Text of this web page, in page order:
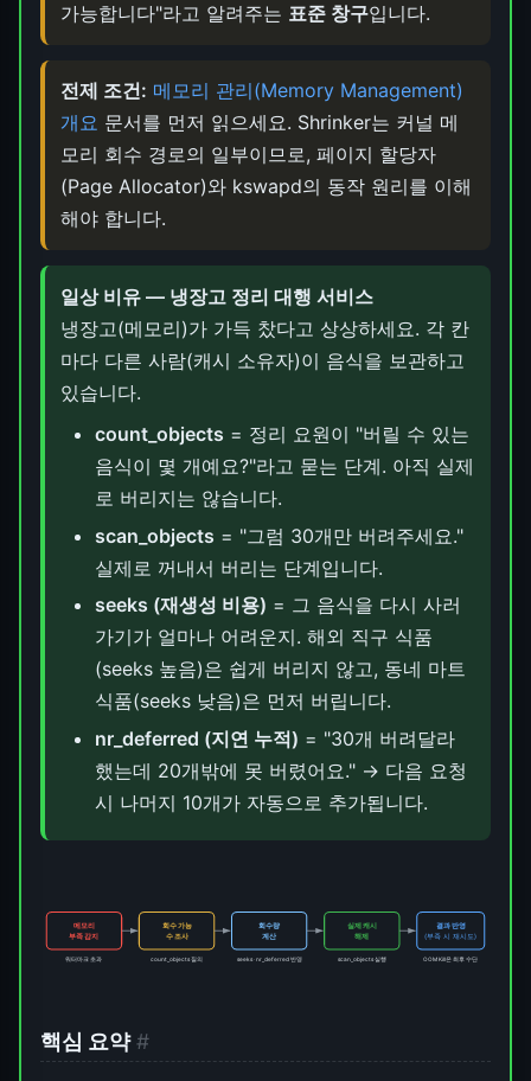
가능합니다"라고 알려주는 표준 창구입니다.
전제 조건: 메모리 관리(Memory Management)
개요 문서를 먼저 읽으세요. Shrinker는 커널 메
모리 회수 경로의 일부이므로, 페이지 할당자
(Page Allocator)와 kswapd의 동작 원리를 이해
해야 합니다.
일상 비유 — 냉장고 정리 대행 서비스
냉장고(메모리)가 가득 찼다고 상상하세요. 각 칸
마다 다른 사람(캐시 소유자)이 음식을 보관하고
있습니다.
count_objects = 정리 요원이 "버릴 수 있는
음식이 몇 개예요?"라고 묻는 단계. 아직 실제
로 버리지는 않습니다.
scan_objects = "그럼 30개만 버려주세요."
실제로 꺼내서 버리는 단계입니다.
seeks (재생성 비용) = 그 음식을 다시 사러
가기가 얼마나 어려운지. 해외 직구 식품
(seeks 높음)은 쉽게 버리지 않고, 동네 마트
식품(seeks 낮음)은 먼저 버립니다.
nr_deferred (지연 누적) = "30개 버려달라
했는데 20개밖에 못 버렸어요." → 다음 요청
시 나머지 10개가 자동으로 추가됩니다.
메모리
부족 감지
회수 가능
수 조사
회수량
계산
실제 캐시
해제
결과 반영
(부족 시 재시도)
워터마크 초과 count_objects 질의 seeks · nr_deferred 반영 scan_objects 실행 OOM Kill은 최후 수단
핵심 요약 #